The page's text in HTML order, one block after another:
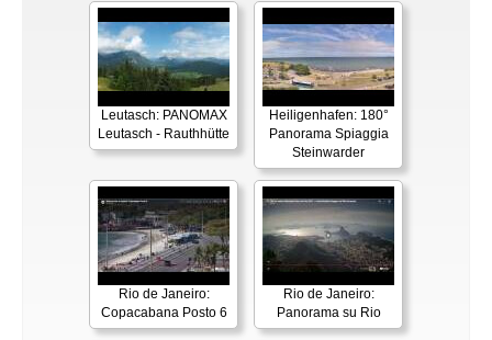
Leutasch: PANOMAX
Leutasch - Rauthhütte
Heiligenhafen: 180°
Panorama Spiaggia
Steinwarder
Rio de Janeiro:
Copacabana Posto 6
Rio de Janeiro:
Panorama su Rio